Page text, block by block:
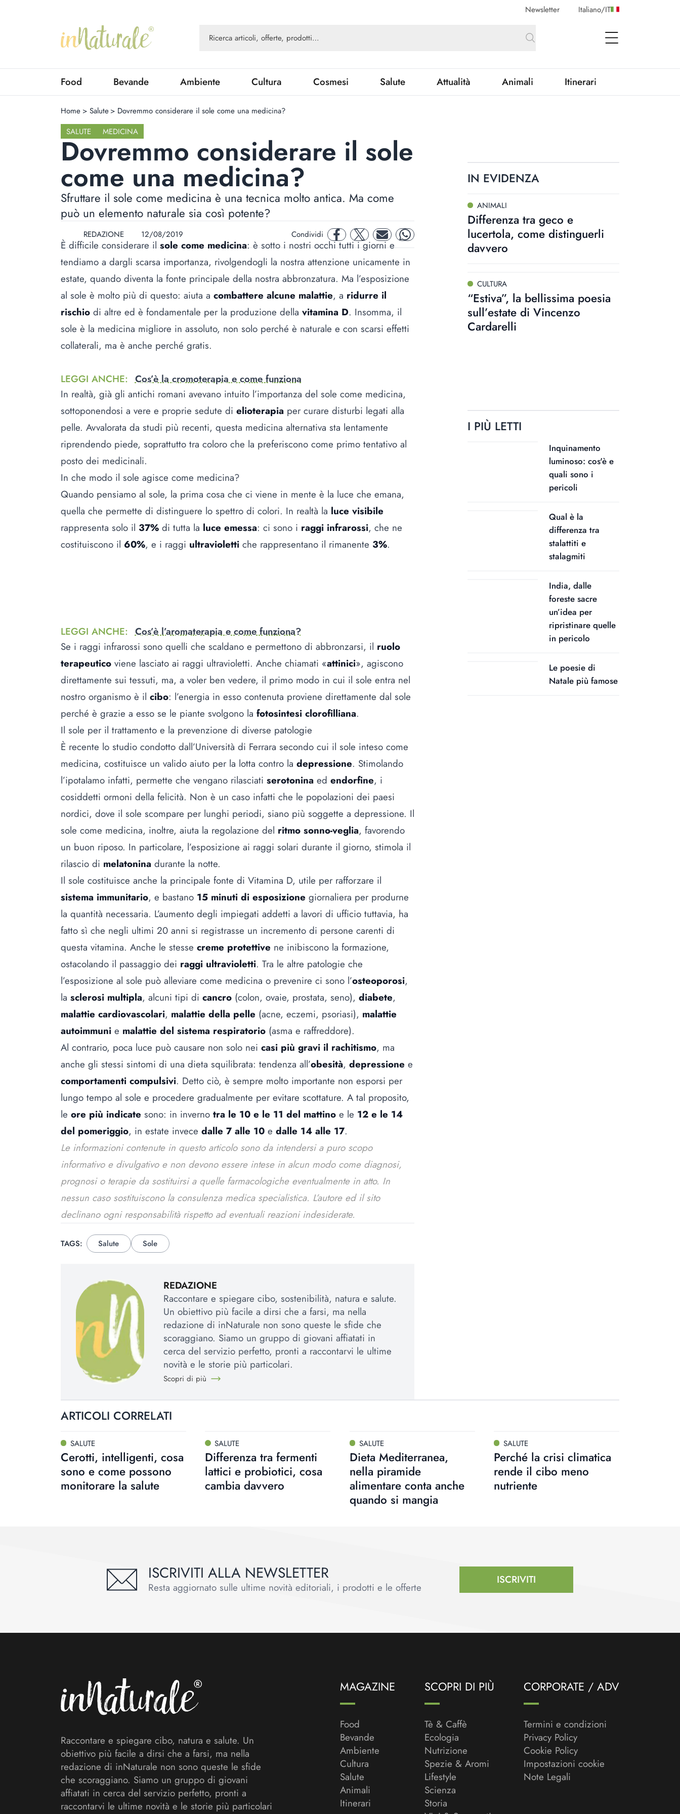
Newsletter Italiano/IT
open Menu
Food Bevande Ambiente Cultura Cosmesi Salute Attualità Animali Itinerari
Home > Salute > Dovremmo considerare il sole come una medicina?
SALUTE
MEDICINA
Dovremmo considerare il sole
come una medicina?
Sfruttare il sole come medicina è una tecnica molto antica. Ma come
può un elemento naturale sia così potente?
REDAZIONE 12/08/2019 Condividi facebooktwitter mail whatsapp
È difficile considerare ilsole come medicina: è sotto i nostri occhi tutti i giorni e
tendiamo a dargli scarsa importanza, rivolgendogli la nostra attenzione unicamente in
estate, quando diventa la fonte principale della nostra abbronzatura. Ma l’esposizione
al sole è molto più di questo: aiuta a combattere alcune malattie, a ridurre il
rischio di altre ed è fondamentale per la produzione della vitamina D. Insomma, il
sole è la medicina migliore in assoluto, non solo perché è naturale e con scarsi effetti
collaterali, ma è anche perché gratis.
LEGGI ANCHE: Cos’è la cromoterapia e come funziona
In realtà, già gli antichi romani avevano intuito l’importanza del sole come medicina,
sottoponendosi a vere e proprie sedute di elioterapia per curare disturbi legati alla
pelle. Avvalorata da studi più recenti, questa medicina alternativa sta lentamente
riprendendo piede, soprattutto tra coloro che la preferiscono come primo tentativo al
posto dei medicinali.
In che modo il sole agisce come medicina?
Quando pensiamo al sole, la prima cosa che ci viene in mente è la luce che emana,
quella che permette di distinguere lo spettro di colori. In realtà la luce visibile
rappresenta solo il 37% di tutta la luce emessa: ci sono i raggi infrarossi, che ne
costituiscono il 60%, e i raggi ultravioletti che rappresentano il rimanente 3%.
LEGGI ANCHE: Cos’è l’aromaterapia e come funziona?
Se i raggi infrarossi sono quelli che scaldano e permettono di abbronzarsi, il ruolo
terapeutico viene lasciato ai raggi ultravioletti. Anche chiamati «attinici», agiscono
direttamente sui tessuti, ma, a voler ben vedere, il primo modo in cui il sole entra nel
nostro organismo è il cibo: l’energia in esso contenuta proviene direttamente dal sole
perché è grazie a esso se le piante svolgono la fotosintesi clorofilliana.
Il sole per il trattamento e la prevenzione di diverse patologie
È recente lo studio condotto dall’Università di Ferrara secondo cui il sole inteso come
medicina, costituisce un valido aiuto per la lotta contro la depressione. Stimolando
l’ipotalamo infatti, permette che vengano rilasciati serotonina ed endorfine, i
cosiddetti ormoni della felicità. Non è un caso infatti che le popolazioni dei paesi
nordici, dove il sole scompare per lunghi periodi, siano più soggette a depressione. Il
sole come medicina, inoltre, aiuta la regolazione del ritmo sonno-veglia, favorendo
un buon riposo. In particolare, l’esposizione ai raggi solari durante il giorno, stimola il
rilascio di melatonina durante la notte.
Il sole costituisce anche la principale fonte di Vitamina D, utile per rafforzare il
sistema immunitario, e bastano 15 minuti di esposizione giornaliera per produrne
la quantità necessaria. L’aumento degli impiegati addetti a lavori di ufficio tuttavia, ha
fatto sì che negli ultimi 20 anni si registrasse un incremento di persone carenti di
questa vitamina. Anche le stesse creme protettive ne inibiscono la formazione,
ostacolando il passaggio dei raggi ultravioletti. Tra le altre patologie che
l’esposizione al sole può alleviare come medicina o prevenire ci sono l’osteoporosi,
la sclerosi multipla, alcuni tipi di cancro (colon, ovaie, prostata, seno), diabete,
malattie cardiovascolari, malattie della pelle (acne, eczemi, psoriasi), malattie
autoimmuni e malattie del sistema respiratorio (asma e raffreddore).
Al contrario, poca luce può causare non solo nei casi più gravi il rachitismo, ma
anche gli stessi sintomi di una dieta squilibrata: tendenza all’obesità, depressione e
comportamenti compulsivi. Detto ciò, è sempre molto importante non esporsi per
lungo tempo al sole e procedere gradualmente per evitare scottature. A tal proposito,
le ore più indicate sono: in inverno tra le 10 e le 11 del mattino e le 12 e le 14
del pomeriggio, in estate invece dalle 7 alle 10 e dalle 14 alle 17.
Le informazioni contenute in questo articolo sono da intendersi a puro scopo
informativo e divulgativo e non devono essere intese in alcun modo come diagnosi,
prognosi o terapie da sostituirsi a quelle farmacologiche eventualmente in atto. In
nessun caso sostituiscono la consulenza medica specialistica. L’autore ed il sito
declinano ogni responsabilità rispetto ad eventuali reazioni indesiderate.
TAGS: Salute Sole
REDAZIONE
Raccontare e spiegare cibo, sostenibilità, natura e salute.
Un obiettivo più facile a dirsi che a farsi, ma nella
redazione di inNaturale non sono queste le sfide che
scoraggiano. Siamo un gruppo di giovani affiatati in
cerca del servizio perfetto, pronti a raccontarvi le ultime
novità e le storie più particolari.
Scopri di più
IN EVIDENZA
ANIMALI
Differenza tra geco e
lucertola, come distinguerli
davvero
CULTURA
“Estiva”, la bellissima poesia
sull’estate di Vincenzo
Cardarelli
I PIÙ LETTI
Inquinamento
luminoso: cos'è e
quali sono i
pericoli
Qual è la
differenza tra
stalattiti e
stalagmiti
India, dalle
foreste sacre
un’idea per
ripristinare quelle
in pericolo
Le poesie di
Natale più famose
ARTICOLI CORRELATI
SALUTE
Cerotti, intelligenti, cosa
sono e come possono
monitorare la salute
SALUTE
Differenza tra fermenti
lattici e probiotici, cosa
cambia davvero
SALUTE
Dieta Mediterranea,
nella piramide
alimentare conta anche
quando si mangia
SALUTE
Perché la crisi climatica
rende il cibo meno
nutriente
ISCRIVITI ALLA NEWSLETTER
Resta aggiornato sulle ultime novità editoriali, i prodotti e le offerte
ISCRIVITI
Raccontare e spiegare cibo, natura e salute. Un
obiettivo più facile a dirsi che a farsi, ma nella
redazione di inNaturale non sono queste le sfide
che scoraggiano. Siamo un gruppo di giovani
affiatati in cerca del servizio perfetto, pronti a
raccontarvi le ultime novità e le storie più particolari
MAGAZINE
Food
Bevande
Ambiente
Cultura
Salute
Animali
Itinerari
SCOPRI DI PIÙ
Tè & Caffè
Ecologia
Nutrizione
Spezie & Aromi
Lifestyle
Scienza
Storia
CORPORATE / ADV
Termini e condizioni
Privacy Policy
Cookie Policy
Impostazioni cookie
Note Legali